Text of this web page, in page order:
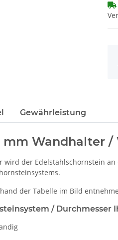
Gewährleistung
mm Wandhalter
der Edelstahlschornstein
der Tabelle im Bild
/ Durchmesser